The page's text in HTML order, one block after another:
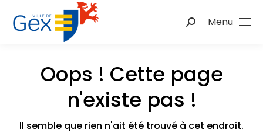
Menu
Recherche
Oops ! Cette page
n'existe pas !
Il semble que rien n'ait été trouvé à cet endroit.